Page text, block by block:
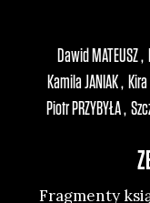
Dawid MATEUSZ
KamilaJANIAK Kira
PiotrPRZYBYŁA
Frag­men­ty